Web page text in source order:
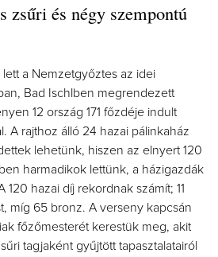
zsűri és négy szempontú
a Nemzetgyőztes az idei
Bad Ischlben megrendezett
12 ország 171 főzdéje indult
A rajthoz álló 24 hazai pálinkaház
lehetünk, hiszen az elnyert 120
harmadikok lettünk, a házigazdák
120 hazai díj rekordnak számít; 11
míg 65 bronz. A verseny kapcsán
főzőmesterét kerestük meg, akit
tagjaként gyűjtött tapasztalatairól